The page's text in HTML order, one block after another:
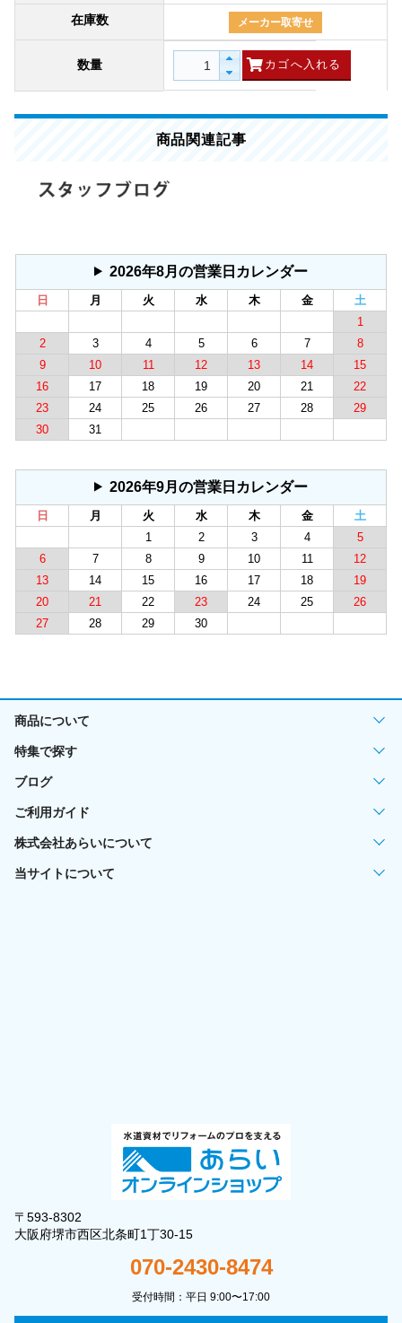
在庫数 メーカー取寄せ
数量
商品関連記事
2026年8月の営業日カレンダー
日 月 火 水 木 金
土
1
2
3 4 5 6 7
8
9
10 11 12 13 14
15
16
17 18 19 20 21
22
23
24 25 26 27 28
29
30
31
2026年9月の営業日カレンダー
日 月 火 水 木 金
土
1
2 3 4
5
6
7 8 9 10 11
12
13
14 15 16 17 18
19
20
21 22 23 24 25
26
27
28 29 30
商品について
特集で探す
ブログ
ご利用ガイド
株式会社あらいについて
当サイトについて
〒593-8302
大阪府堺市西区北条町1丁30-15
070-2430-8474
受付時間：平日 9:00〜17:00